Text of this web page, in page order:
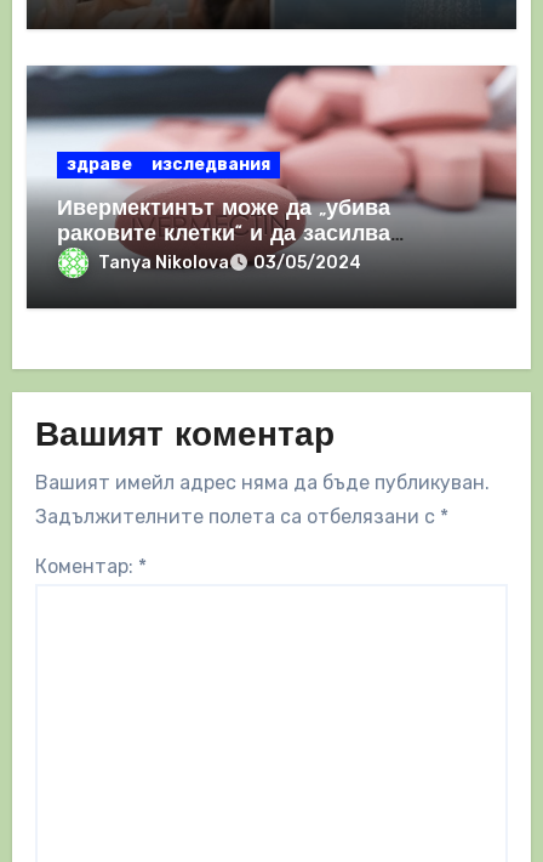
здраве изследвания
Ивермектинът може да „убива
раковите клетки“ и да засилва
имунния отговор
Tanya Nikolova 03/05/2024
Вашият коментар
Вашият имейл адрес няма да бъде публикуван.
Задължителните полета са отбелязани с *
Коментар: *